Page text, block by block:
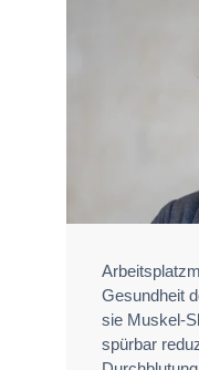
Gesundheit
sie
spürbar